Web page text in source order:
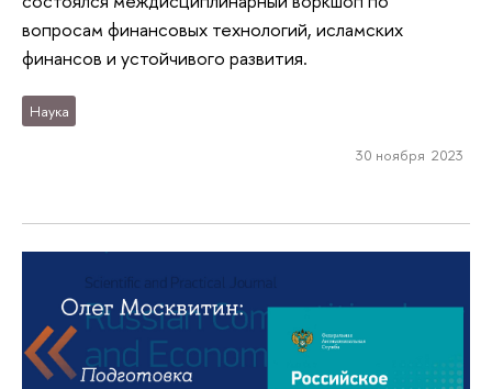
вопросам финансовых технологий, исламских
финансов и устойчивого развития.
Наука
30 ноября 2023